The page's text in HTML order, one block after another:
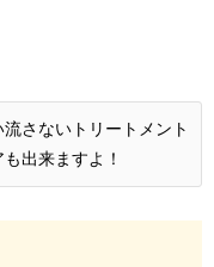
さないトリートメント
出来ますよ！